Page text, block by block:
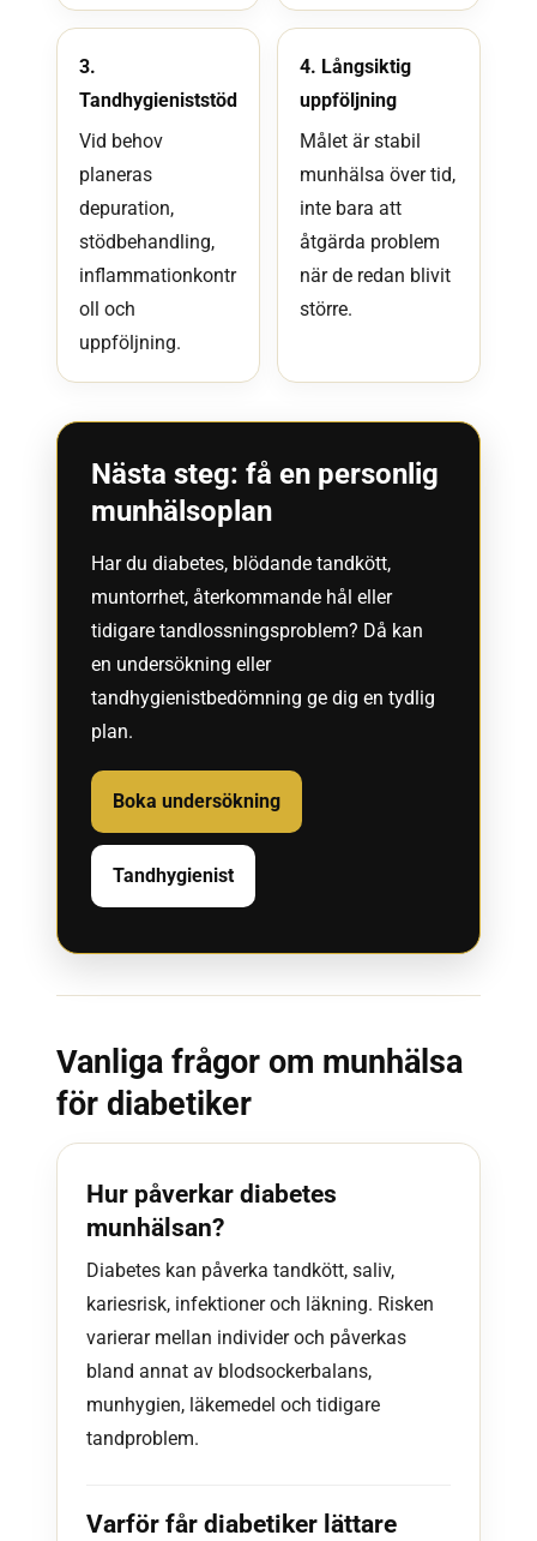
3.
Tandhygieniststöd
Vid behov
planeras
depuration,
stödbehandling,
inflammationkontr
oll och
uppföljning.
4. Långsiktig
uppföljning
Målet är stabil
munhälsa över tid,
inte bara att
åtgärda problem
när de redan blivit
större.
Nästa steg: få en personlig
munhälsoplan
Har du diabetes, blödande tandkött,
muntorrhet, återkommande hål eller
tidigare tandlossningsproblem? Då kan
en undersökning eller
tandhygienistbedömning ge dig en tydlig
plan.
Boka undersökning
Tandhygienist
Vanliga frågor om munhälsa
för diabetiker
Hur påverkar diabetes
munhälsan?
Diabetes kan påverka tandkött, saliv,
kariesrisk, infektioner och läkning. Risken
varierar mellan individer och påverkas
bland annat av blodsockerbalans,
munhygien, läkemedel och tidigare
tandproblem.
Varför får diabetiker lättare